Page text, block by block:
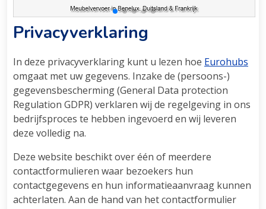
Privacyverklaring
In deze privacyverklaring kunt u lezen hoe Eurohubs
omgaat met uw gegevens. Inzake de (persoons-)
gegevensbescherming (General Data protection
Regulation GDPR) verklaren wij de regelgeving in ons
bedrijfsproces te hebben ingevoerd en wij leveren
deze volledig na.
Deze website beschikt over één of meerdere
contactformulieren waar bezoekers hun
contactgegevens en hun informatieaanvraag kunnen
achterlaten. Aan de hand van het contactformulier